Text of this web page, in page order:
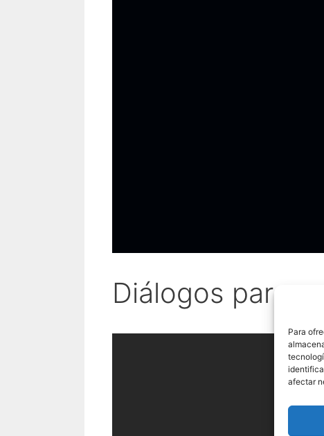
Para
afectar
Diálogos para